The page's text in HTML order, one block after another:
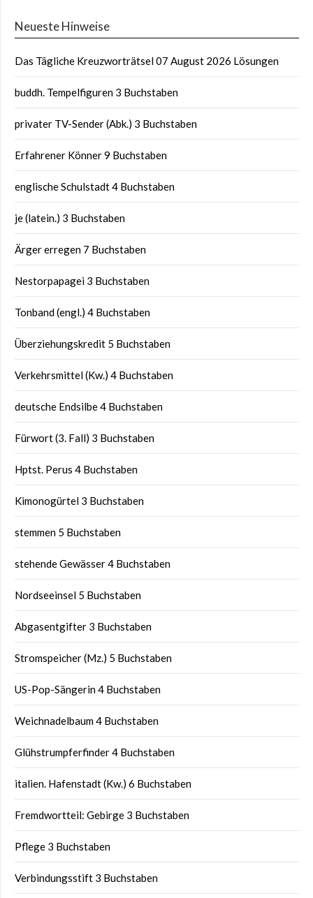
Neueste Hinweise
Das Tägliche Kreuzworträtsel 07 August 2026 Lösungen
buddh. Tempelfiguren 3 Buchstaben
privater TV-Sender (Abk.) 3 Buchstaben
Erfahrener Könner 9 Buchstaben
englische Schulstadt 4 Buchstaben
je (latein.) 3 Buchstaben
Ärger erregen 7 Buchstaben
Nestorpapagei 3 Buchstaben
Tonband (engl.) 4 Buchstaben
Überziehungskredit 5 Buchstaben
Verkehrsmittel (Kw.) 4 Buchstaben
deutsche Endsilbe 4 Buchstaben
Fürwort (3. Fall) 3 Buchstaben
Hptst. Perus 4 Buchstaben
Kimonogürtel 3 Buchstaben
stemmen 5 Buchstaben
stehende Gewässer 4 Buchstaben
Nordseeinsel 5 Buchstaben
Abgasentgifter 3 Buchstaben
Stromspeicher (Mz.) 5 Buchstaben
US-Pop-Sängerin 4 Buchstaben
Weichnadelbaum 4 Buchstaben
Glühstrumpferfinder 4 Buchstaben
italien. Hafenstadt (Kw.) 6 Buchstaben
Fremdwortteil: Gebirge 3 Buchstaben
Pflege 3 Buchstaben
Verbindungsstift 3 Buchstaben